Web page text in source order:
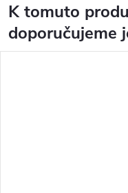
K tomuto
doporučujeme